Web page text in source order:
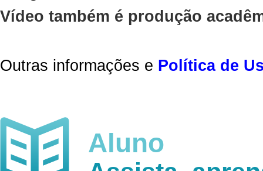
Vídeo também é produção
Outras informações e Política de
Aluno